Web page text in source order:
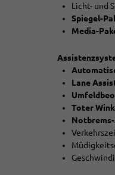
Licht- und
Spiegel-
Media-
Lane
Toter